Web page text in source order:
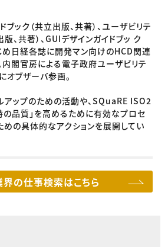
ック（共立出版、共著）、ユーザビリテ
、共著）、GUIデザインガイドブッ ク
め日経各誌に開発マン向けのHCD関連
閣官房による電子政府ユーザビリテ
オブザーバ参画。
アップのための活動や、SQuaRE ISO2
の品質」を高めるために有効なプロセ
の具体的なアクションを展開してい
の仕事検索はこちら